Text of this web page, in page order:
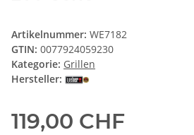
Artikelnummer: WE7182
GTIN: 0077924059230
Kategorie: Grillen
Hersteller:
119,00 CHF